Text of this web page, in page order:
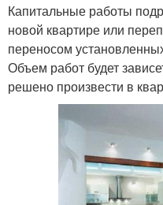
Капитальные работы
новой квартире или
переносом
Объем работ будет
решено произвести в